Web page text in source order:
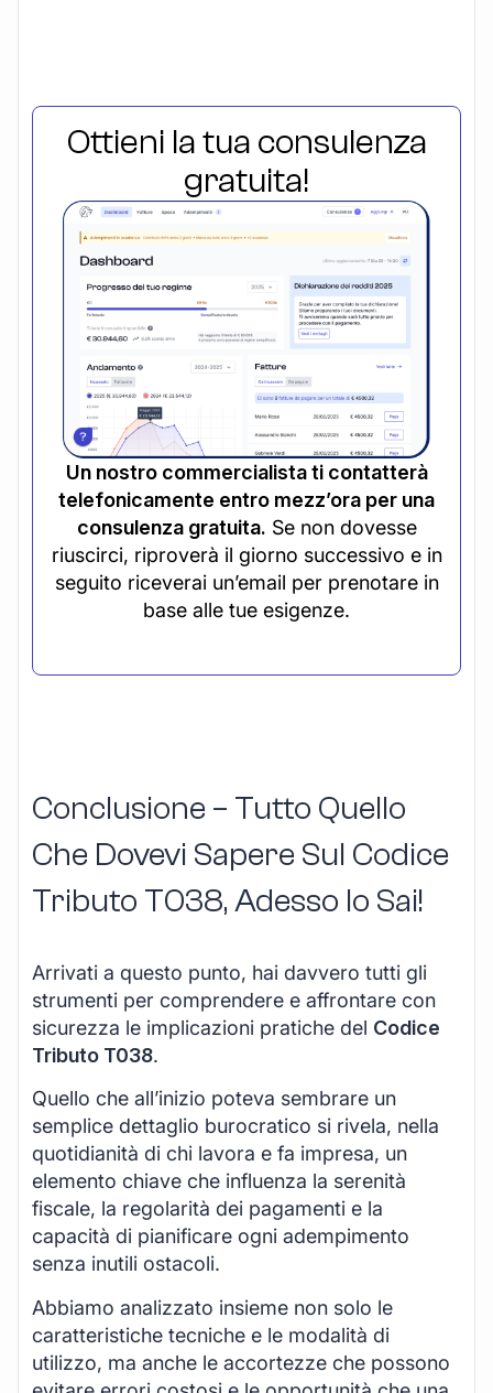
Ottieni la tua consulenza
gratuita!
Un nostro commercialista ti contatterà
telefonicamente entro mezz’ora per una
consulenza gratuita. Se non dovesse
riuscirci, riproverà il giorno successivo e in
seguito riceverai un’email per prenotare in
base alle tue esigenze.
Conclusione – Tutto Quello
Che Dovevi Sapere Sul Codice
Tributo T038, Adesso lo Sai!
Arrivati a questo punto, hai davvero tutti gli
strumenti per comprendere e affrontare con
sicurezza le implicazioni pratiche del Codice
Tributo T038.
Quello che all’inizio poteva sembrare un
semplice dettaglio burocratico si rivela, nella
quotidianità di chi lavora e fa impresa, un
elemento chiave che influenza la serenità
fiscale, la regolarità dei pagamenti e la
capacità di pianificare ogni adempimento
senza inutili ostacoli.
Abbiamo analizzato insieme non solo le
caratteristiche tecniche e le modalità di
utilizzo, ma anche le accortezze che possono